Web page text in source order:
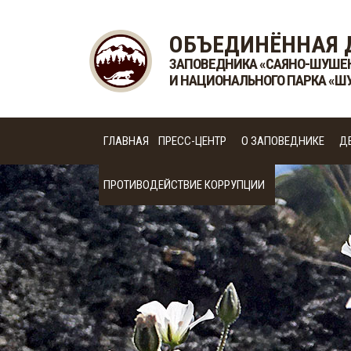
ОБЪЕДИНЁННАЯ
ЗАПОВЕДНИКА «САЯНО-
И НАЦИОНАЛЬНОГО ПАРКА
ГЛАВНАЯ ПРЕСС-ЦЕНТР О ЗАПОВЕДНИКЕ
ПРОТИВОДЕЙСТВИЕ КОРРУПЦИИ